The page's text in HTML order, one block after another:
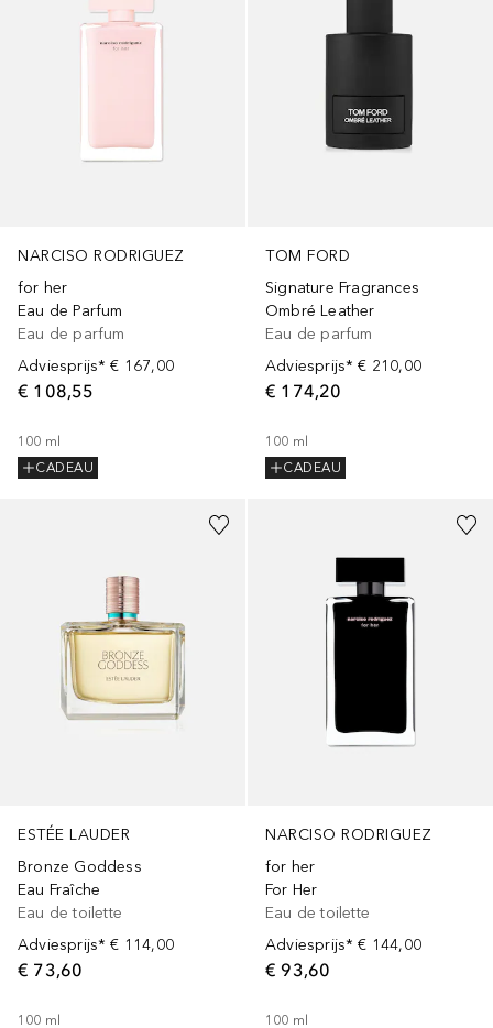
NARCISO RODRIGUEZ
for her
Eau de Parfum
Eau de parfum
Adviesprijs* € 167,00
€ 108,55
100 ml
CADEAU
TOM FORD
Signature Fragrances
Ombré Leather
Eau de parfum
Adviesprijs* € 210,00
€ 174,20
100 ml
CADEAU
ESTÉE LAUDER
Bronze Goddess
Eau Fraîche
Eau de toilette
Adviesprijs* € 114,00
€ 73,60
100 ml
NARCISO RODRIGUEZ
for her
For Her
Eau de toilette
Adviesprijs* € 144,00
€ 93,60
100 ml